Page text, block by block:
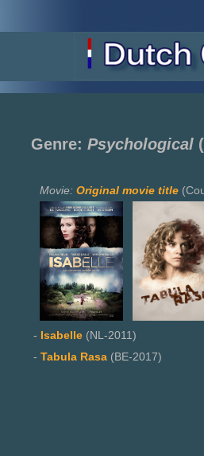
Genre: Psychological
Movie: Original movie title
- Isabelle (NL-2011)
- Tabula Rasa (BE-2017)